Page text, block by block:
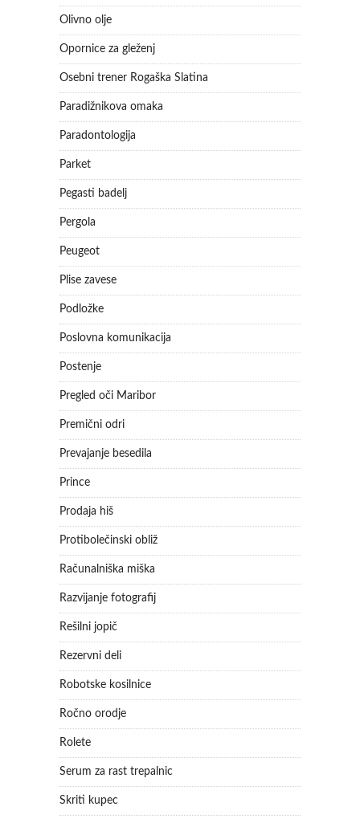
Olivno olje
Opornice za gleženj
Osebni trener Rogaška Slatina
Paradižnikova omaka
Paradontologija
Parket
Pegasti badelj
Pergola
Peugeot
Plise zavese
Podložke
Poslovna komunikacija
Postenje
Pregled oči Maribor
Premični odri
Prevajanje besedila
Prince
Prodaja hiš
Protibolečinski obliž
Računalniška miška
Razvijanje fotografij
Rešilni jopič
Rezervni deli
Robotske kosilnice
Ročno orodje
Rolete
Serum za rast trepalnic
Skriti kupec